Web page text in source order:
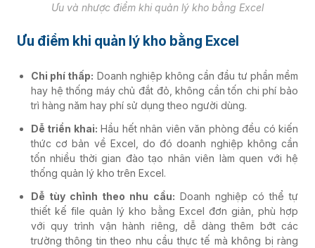
Ưu và nhược điểm khi quản lý kho bằng Excel
Ưu điểm khi quản lý kho bằng Excel
Chi phí thấp: Doanh nghiệp không cần đầu tư phần mềm
hay hệ thống máy chủ đắt đỏ, không cần tốn chi phí bảo
trì hàng năm hay phí sử dụng theo người dùng.
Dễ triển khai: Hầu hết nhân viên văn phòng đều có kiến
thức cơ bản về Excel, do đó doanh nghiệp không cần
tốn nhiều thời gian đào tạo nhân viên làm quen với hệ
thống quản lý kho trên Excel.
Dễ tùy chỉnh theo nhu cầu: Doanh nghiệp có thể tự
thiết kế file quản lý kho bằng Excel đơn giản, phù hợp
với quy trình vận hành riêng, dễ dàng thêm bớt các
trường thông tin theo nhu cầu thực tế mà không bị ràng